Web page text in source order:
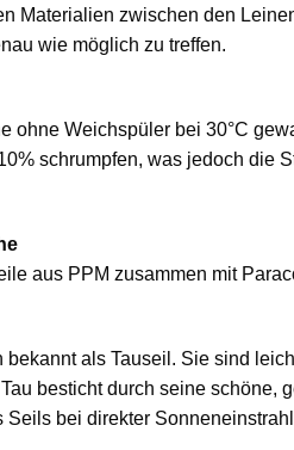
Materialien zwischen den
wie möglich zu treffen.
ohne Weichspüler bei 30°C
schrumpfen, was jedoch die
aus PPM zusammen mit
als Tauseil. Sie sind
besticht durch seine
bei direkter